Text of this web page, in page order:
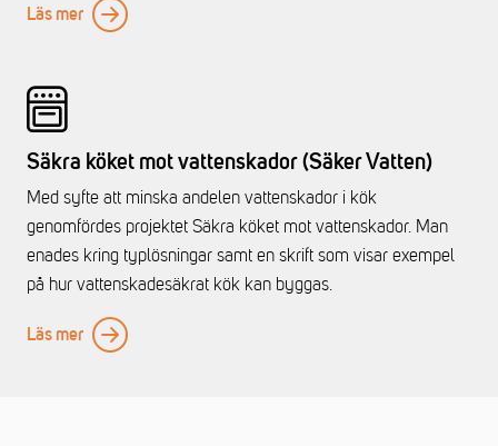
Läs mer
Säkra köket mot vattenskador (Säker Vatten)
Med syfte att minska andelen vattenskador i kök
genomfördes projektet Säkra köket mot vattenskador. Man
enades kring typlösningar samt en skrift som visar exempel
på hur vattenskadesäkrat kök kan byggas.
Läs mer